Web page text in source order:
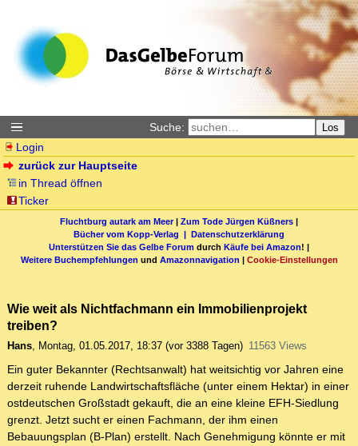
Suche: Los
Login
zurück zur Hauptseite
in Thread öffnen
Ticker
Fluchtburg autark am Meer| Zum Tode Jürgen Küßners |
Bücher vom Kopp-Verlag | Datenschutzerklärung
Unterstützen Sie das Gelbe Forum durch Käufe bei Amazon! |
Weitere Buchempfehlungen und Amazonnavigation | Cookie-Einstellungen
Wie weit als Nichtfachmann ein Immobilienprojekt
treiben?
Hans, Montag, 01.05.2017, 18:37 (vor 3388 Tagen) 11563 Views
Ein guter Bekannter (Rechtsanwalt) hat weitsichtig vor Jahren eine
derzeit ruhende Landwirtschaftsfläche (unter einem Hektar) in einer
ostdeutschen Großstadt gekauft, die an eine kleine EFH-Siedlung
grenzt. Jetzt sucht er einen Fachmann, der ihm einen
Bebauungsplan (B-Plan) erstellt. Nach Genehmigung könnte er mit